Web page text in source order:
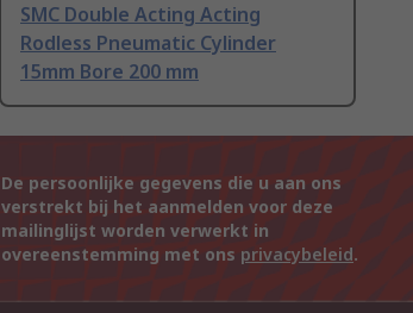
SMC Double Acting Acting
Rodless Pneumatic Cylinder
15mm Bore 200 mm
De persoonlijke gegevens die u aan ons
verstrekt bij het aanmelden voor deze
mailinglijst worden verwerkt in
overeenstemming met ons privacybeleid.